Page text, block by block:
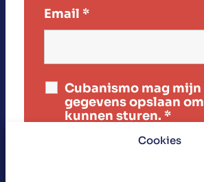
Cookies
Email *
Cubanismo mag mijn
gegevens opslaan
kunnen sturen. *